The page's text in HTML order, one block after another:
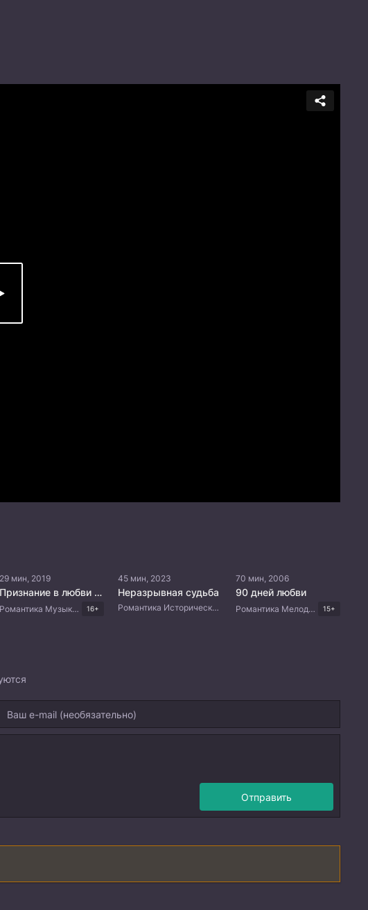
29 мин, 2019
Признание в любви сквозь время
Романтика Музыка Китайские дорамы 16+
45 мин, 2023
Неразрывная судьба
Романтика Исторический Китайские дорамы
70 мин, 2006
90 дней любви
Романтика Мелодрама Драма Корейские дорамы 15+
Отправить